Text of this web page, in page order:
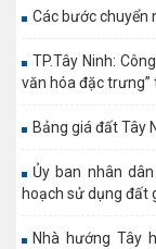
Các bước chuyển
TP.Tây Ninh:
văn hóa đặc trưng”
Bảng giá đất Tây
Ủy ban nhân
hoạch sử dụng đất
Nhà hướng Tây